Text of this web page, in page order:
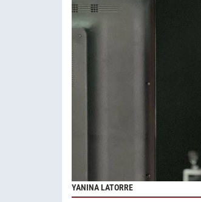
YANINA LATORRE